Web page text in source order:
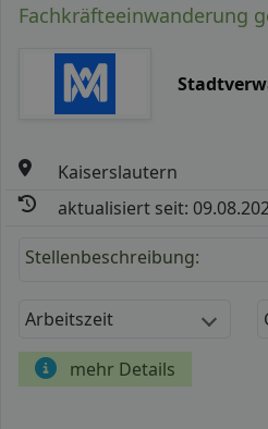
Fachkräfteeinwanderung
Kaiserslautern
aktualisiert seit:
Stellenbeschreibung:
Arbeitszeit
mehr Details